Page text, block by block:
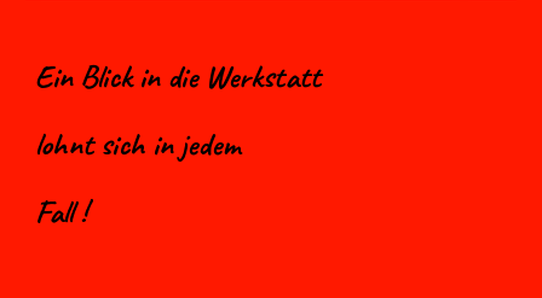
Ein Blick in die Werkstatt
lohnt sich in jedem
Fall !